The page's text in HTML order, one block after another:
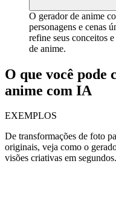
O gerador de anime
personagens e cenas
refine seus conceitos
de anime.
O que você pode
anime com IA
EXEMPLOS
De transformações de foto
originais, veja como o
visões criativas em segundos.